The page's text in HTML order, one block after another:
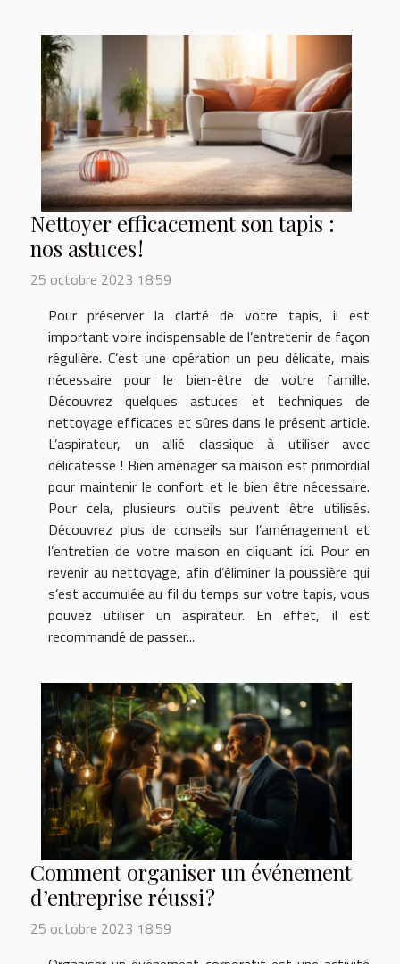
Nettoyer efficacement son tapis :
nos astuces !
25 octobre 2023 18:59
Pour préserver la clarté de votre tapis, il est
important voire indispensable de l’entretenir de façon
régulière. C’est une opération un peu délicate, mais
nécessaire pour le bien-être de votre famille.
Découvrez quelques astuces et techniques de
nettoyage efficaces et sûres dans le présent article.
L’aspirateur, un allié classique à utiliser avec
délicatesse ! Bien aménager sa maison est primordial
pour maintenir le confort et le bien être nécessaire.
Pour cela, plusieurs outils peuvent être utilisés.
Découvrez plus de conseils sur l’aménagement et
l’entretien de votre maison en cliquant ici. Pour en
revenir au nettoyage, afin d’éliminer la poussière qui
s’est accumulée au fil du temps sur votre tapis, vous
pouvez utiliser un aspirateur. En effet, il est
recommandé de passer...
Comment organiser un événement
d’entreprise réussi ?
25 octobre 2023 18:59